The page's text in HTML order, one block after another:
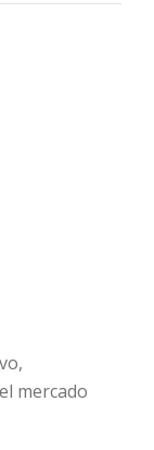
mercado